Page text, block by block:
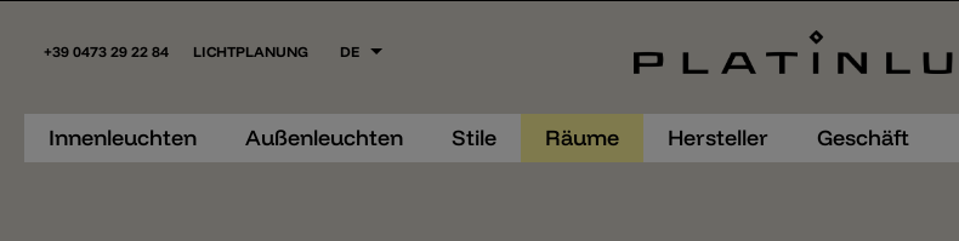
LICHTPLANUNG
+39 0473 29 22 84 DE
Innenleuchten Außenleuchten Stile Räume Hersteller Geschäft